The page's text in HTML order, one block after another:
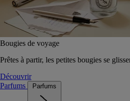
Bougies de voyage
Prêtes à partir, les petites bougies se
Découvrir
Parfums
Parfums